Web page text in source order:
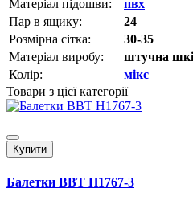
Матеріал підошви:
пвх
Пар в ящику:
24
Розмірна сітка:
30-35
Матеріал виробу:
штучна
Колір:
мікс
Товари з цієї категорії
Купити
Балетки BBT H1767-3